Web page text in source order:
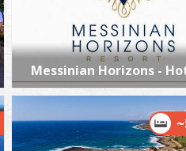
Messinian Horizons -